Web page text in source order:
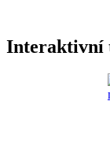
Interaktivní